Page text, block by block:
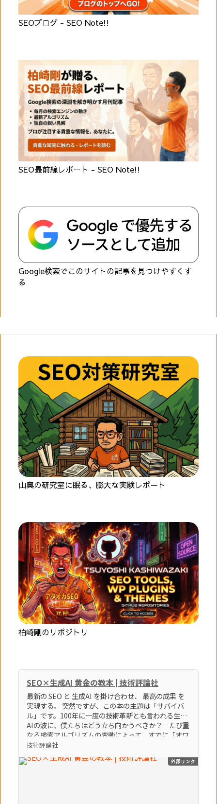
SEOブログ - SEO Note!!
SEO最前線レポート - SEO Note!!
Google検索でこのサイトの記事を見つけやすくす
る
山奥の研究室に眠る、膨大な実験レポート
柏崎剛のリポジトリ
SEO×生成AI 黄金の教本 | 技術評論社
最新の SEO と 生成AI を掛け合わせ、 最高の成果 を
実現する。 突然ですが、この本の主題は「サバイバ
ル」です。100年に一度の技術革新とも言われる生成
AIの波に、僕たちはどう立ち向かうべきか？ たび重
なる検索アルゴリズムの変動によって、すでに「オワ
コン」とすら言われているブログやアフィリエイトサ
るのか？ そんな「生き残るための術」をテーマに、
技術評論社
外部リンク